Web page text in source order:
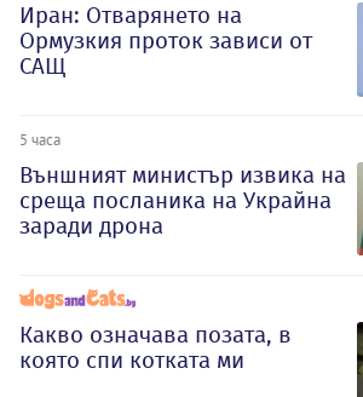
Иран: Отварянето на
Ормузкия проток зависи от
САЩ
5 часа
Външният министър извика на
среща посланика на Украйна
заради дрона
Какво означава позата, в
която спи котката ми